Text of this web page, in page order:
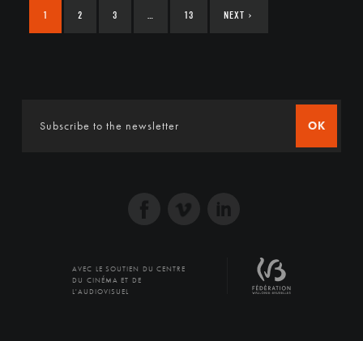
1 2 3 13 NEXT ›
OK
AVEC LE SOUTIEN DU CENTRE
DU CINÉMA ET DE
L'AUDIOVISUEL